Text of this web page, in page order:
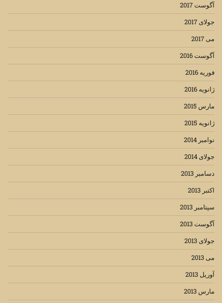
آگوست 2017
جولای 2017
می 2017
آگوست 2016
فوریه 2016
ژانویه 2016
مارس 2015
ژانویه 2015
نوامبر 2014
جولای 2014
دسامبر 2013
اکتبر 2013
سپتامبر 2013
آگوست 2013
جولای 2013
می 2013
آوریل 2013
مارس 2013